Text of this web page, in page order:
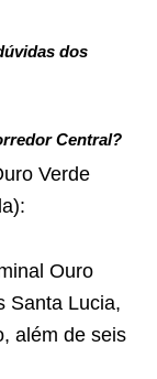
dos
Central?
Verde
Ouro
Santa Lucia,
além de seis